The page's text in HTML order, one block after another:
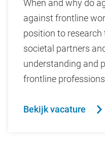
When and why do
against frontline
position to
societal partners
understanding and
frontline
Bekijk vacature